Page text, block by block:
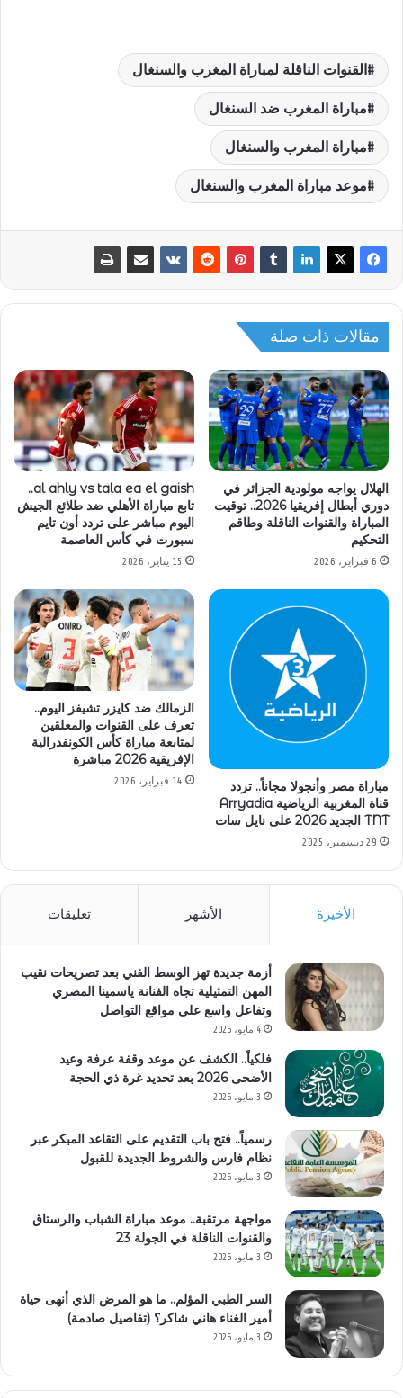
القنوات الناقلة لمباراة المغرب والسنغال
مباراة المغرب ضد السنغال
مباراة المغرب والسنغال
موعد مباراة المغرب والسنغال
مقالات ذات صلة
الهلال يواجه مولودية الجزائر في
دوري أبطال إفريقيا 2026.. توقيت
المباراة والقنوات الناقلة وطاقم
التحكيم
6 فبراير، 2026
al ahly vs tala ea el gaish..
تابع مباراة الأهلي ضد طلائع الجيش
اليوم مباشر على تردد أون تايم
سبورت في كأس العاصمة
15 يناير، 2026
مباراة مصر وأنجولا مجاناً.. تردد
قناة المغربية الرياضية Arryadia
TNT الجديد 2026 على نايل سات
29 ديسمبر، 2025
الزمالك ضد كايزر تشيفز اليوم..
تعرف على القنوات والمعلقين
لمتابعة مباراة كأس الكونفدرالية
الإفريقية 2026 مباشرة
14 فبراير، 2026
الأخيرة الأشهر تعليقات
أزمة جديدة تهز الوسط الفني بعد تصريحات نقيب
المهن التمثيلية تجاه الفنانة ياسمينا المصري
وتفاعل واسع على مواقع التواصل
4 مايو، 2026
فلكياً.. الكشف عن موعد وقفة عرفة وعيد
الأضحى 2026 بعد تحديد غرة ذي الحجة
3 مايو، 2026
رسمياً.. فتح باب التقديم على التقاعد المبكر عبر
نظام فارس والشروط الجديدة للقبول
3 مايو، 2026
مواجهة مرتقبة.. موعد مباراة الشباب والرستاق
والقنوات الناقلة في الجولة 23
3 مايو، 2026
السر الطبي المؤلم.. ما هو المرض الذي أنهى حياة
أمير الغناء هاني شاكر؟ (تفاصيل صادمة)
3 مايو، 2026